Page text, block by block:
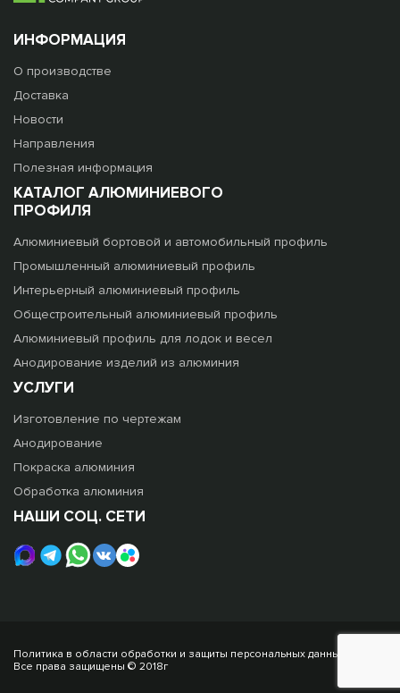
ИНФОРМАЦИЯ
О производстве
Доставка
Новости
Направления
Полезная информация
КАТАЛОГ АЛЮМИНИЕВОГО
ПРОФИЛЯ
Алюминиевый бортовой и автомобильный профиль
Промышленный алюминиевый профиль
Интерьерный алюминиевый профиль
Общестроительный алюминиевый профиль
Алюминиевый профиль для лодок и весел
Анодирование изделий из алюминия
УСЛУГИ
Изготовление по чертежам
Анодирование
Покраска алюминия
Обработка алюминия
НАШИ СОЦ. СЕТИ
Все права защищены © 2018г
Политика в области обработки и защиты персональных данных